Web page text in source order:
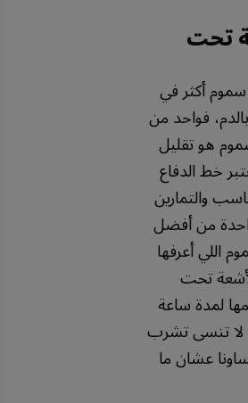
تحت
أكثر في
فواحد من
هو تقليل
خط الدفاع
والتمارين
من أفضل
اللي أعرفها
تحت
لمدة ساعة
لا تنسى تشرب
عشان ما